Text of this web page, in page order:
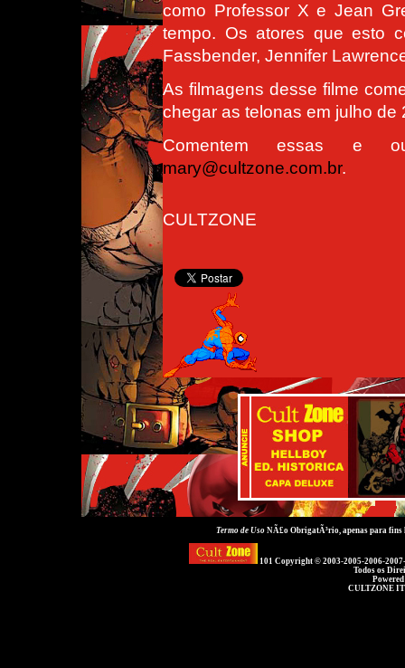
como Professor X e Jean
tempo. Os atores que esto
Fassbender, Jennifer
As filmagens desse filme
chegar as telonas em julho de
Comentem essas e
mary@cultzone.com.br.
CULTZONE
Termo de UsoNÃ£o ObrigatÃ³rio, apenas para
101 Copyright © 2003-2005-2006-
Todos os
CULTZONE